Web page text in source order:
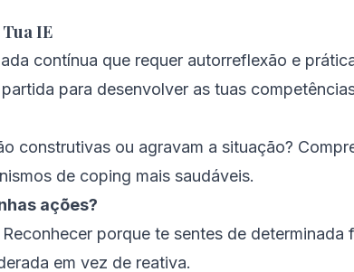
IE
contínua que requer autorreflexão e
para desenvolver as tuas
construtivas ou agravam a situação?
de coping mais saudáveis.
ações?
porque te sentes de determinada
em vez de reativa.